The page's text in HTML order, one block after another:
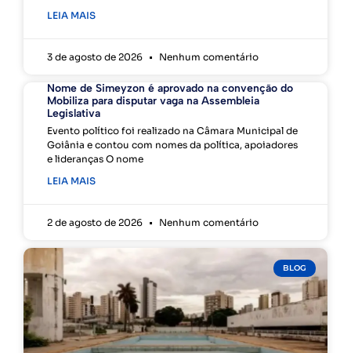
LEIA MAIS
3 de agosto de 2026 Nenhum comentário
Nome de Simeyzon é aprovado na convenção do
Mobiliza para disputar vaga na Assembleia
Legislativa
Evento político foi realizado na Câmara Municipal de
Goiânia e contou com nomes da política, apoiadores
e lideranças O nome
LEIA MAIS
2 de agosto de 2026 Nenhum comentário
BLOG